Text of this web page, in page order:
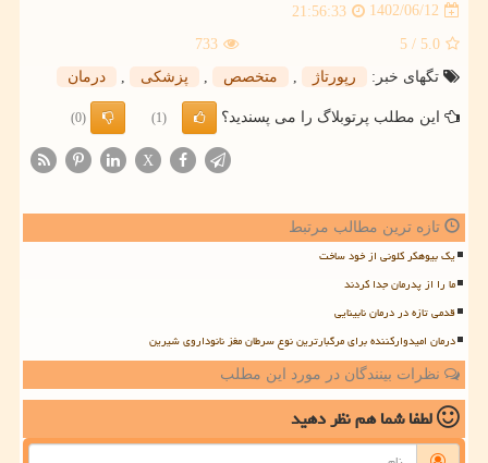
1402/06/12
21:56:33
5.0
/ 5
733
تگهای خبر:
رپورتاژ متخصص پزشكی درمان
این مطلب پرتوبلاگ را می پسندید؟ (1)
(0)
X
تازه ترین مطالب مرتبط
یک بیوهکر کلونی از خود ساخت
ما را از پدرمان جدا کردند
قدمی تازه در درمان نابینایی
درمان امیدوارکننده برای مرگبارترین نوع سرطان مغز نانوداروی شیرین
نظرات بینندگان در مورد این مطلب
لطفا شما همنظر دهید